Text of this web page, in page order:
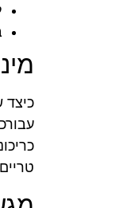
כיצד